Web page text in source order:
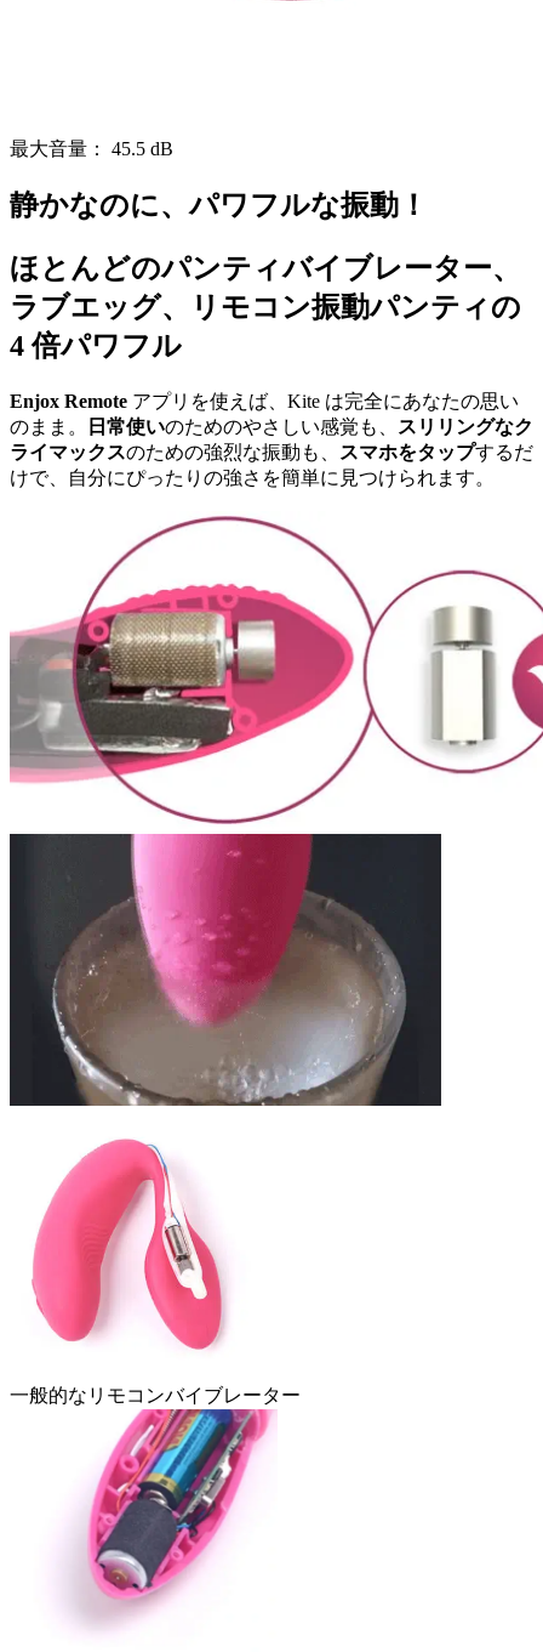
最大音量： 45.5 dB
静かなのに、パワフルな振動！
ほとんどのパンティバイブレーター、
ラブエッグ、
リモコン振動パンティの
4 倍パワフル
Enjox Remote アプリを使えば、Kite は完全にあなたの思い
のまま。
日常使いのためのやさしい感覚も、
スリリングなク
ライマックスのための強烈な振動も、 スマホをタップするだ
けで、自分にぴったりの強さを簡単に見つけられます。
一般的なリモコンバイブレーター